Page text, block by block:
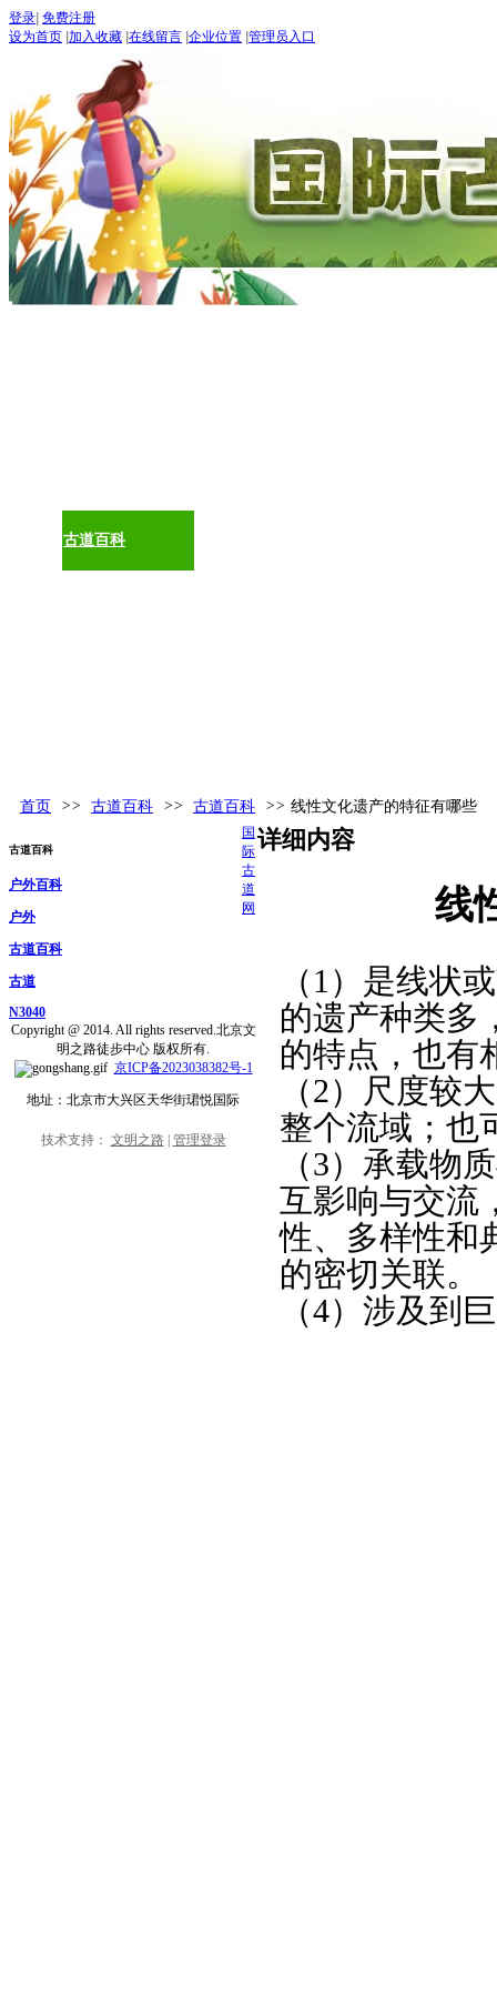
登录 免费注册
设为首页 加入收藏 在线留言 企业位置 管理员入口
古道百科
五月
进
首页 >> 古道百科 >> 古道百科 >> 线性文化遗产的特征有哪些
详细内容
线
（1）是线状
的遗产种类多
的特点，也有
（2）尺度较
整个流域；也
（3）承载物
互影响与交流
性、多样性和
的密切关联。
（4）涉及到
古道百科
户外百科
户外
古道百科
古道
N3040
国
际
古
道
网
Copyright @ 2014. All rights reserved.北京文
明之路徒步中心 版权所有.
京ICP备2023038382号-1
地址：北京市大兴区天华街珺悦国际
技术支持： 文明之路| 管理登录